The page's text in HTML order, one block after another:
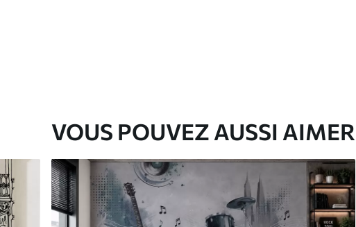
VOUS POUVEZ AUSSI AIMER